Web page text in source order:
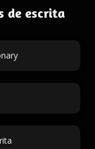
de escrita